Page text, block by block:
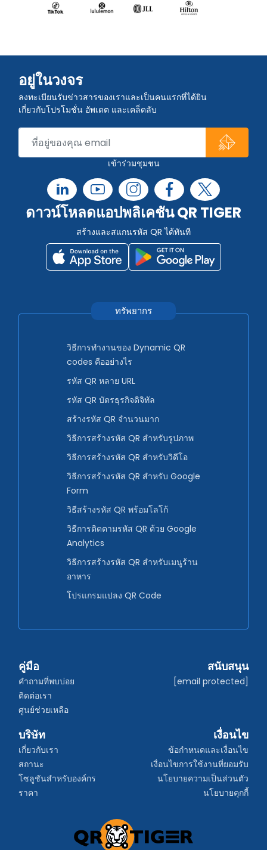
อยู่ในวงจร
ลงทะเบียนรับข่าวสารของเราและเป็นคนแรกที่ได้ยิน
เกี่ยวกับโปรโมชั่น อัพเดต และเคล็ดลับ
เข้าร่วมชุมชน
ดาวน์โหลดแอปพลิเคชัน QR TIGER
สร้างและสแกนรหัส QR ได้ทันที
ทรัพยากร
วิธีการทำงานของ Dynamic QR
codes คืออย่างไร
รหัส QR หลาย URL
รหัส QR บัตรธุรกิจดิจิทัล
สร้างรหัส QR จำนวนมาก
วิธีการสร้างรหัส QR สำหรับรูปภาพ
วิธีการสร้างรหัส QR สำหรับวิดีโอ
วิธีการสร้างรหัส QR สำหรับ Google
Form
วิธีสร้างรหัส QR พร้อมโลโก้
วิธีการติดตามรหัส QR ด้วย Google
Analytics
วิธีการสร้างรหัส QR สำหรับเมนูร้าน
อาหาร
โปรแกรมแปลง QR Code
คู่มือ
คำถามที่พบบ่อย
ติดต่อเรา
ศูนย์ช่วยเหลือ
สนับสนุน
[email protected]
บริษัท
เกี่ยวกับเรา
สถานะ
โซลูชันสำหรับองค์กร
ราคา
เงื่อนไข
ข้อกำหนดและเงื่อนไข
เงื่อนไขการใช้งานที่ยอมรับ
นโยบายความเป็นส่วนตัว
นโยบายคุกกี้